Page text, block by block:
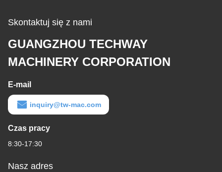
Skontaktuj się z nami
GUANGZHOU TECHWAY
MACHINERY CORPORATION
E-mail
inquiry@tw-mac.com
Czas pracy
8:30-17:30
Nasz adres